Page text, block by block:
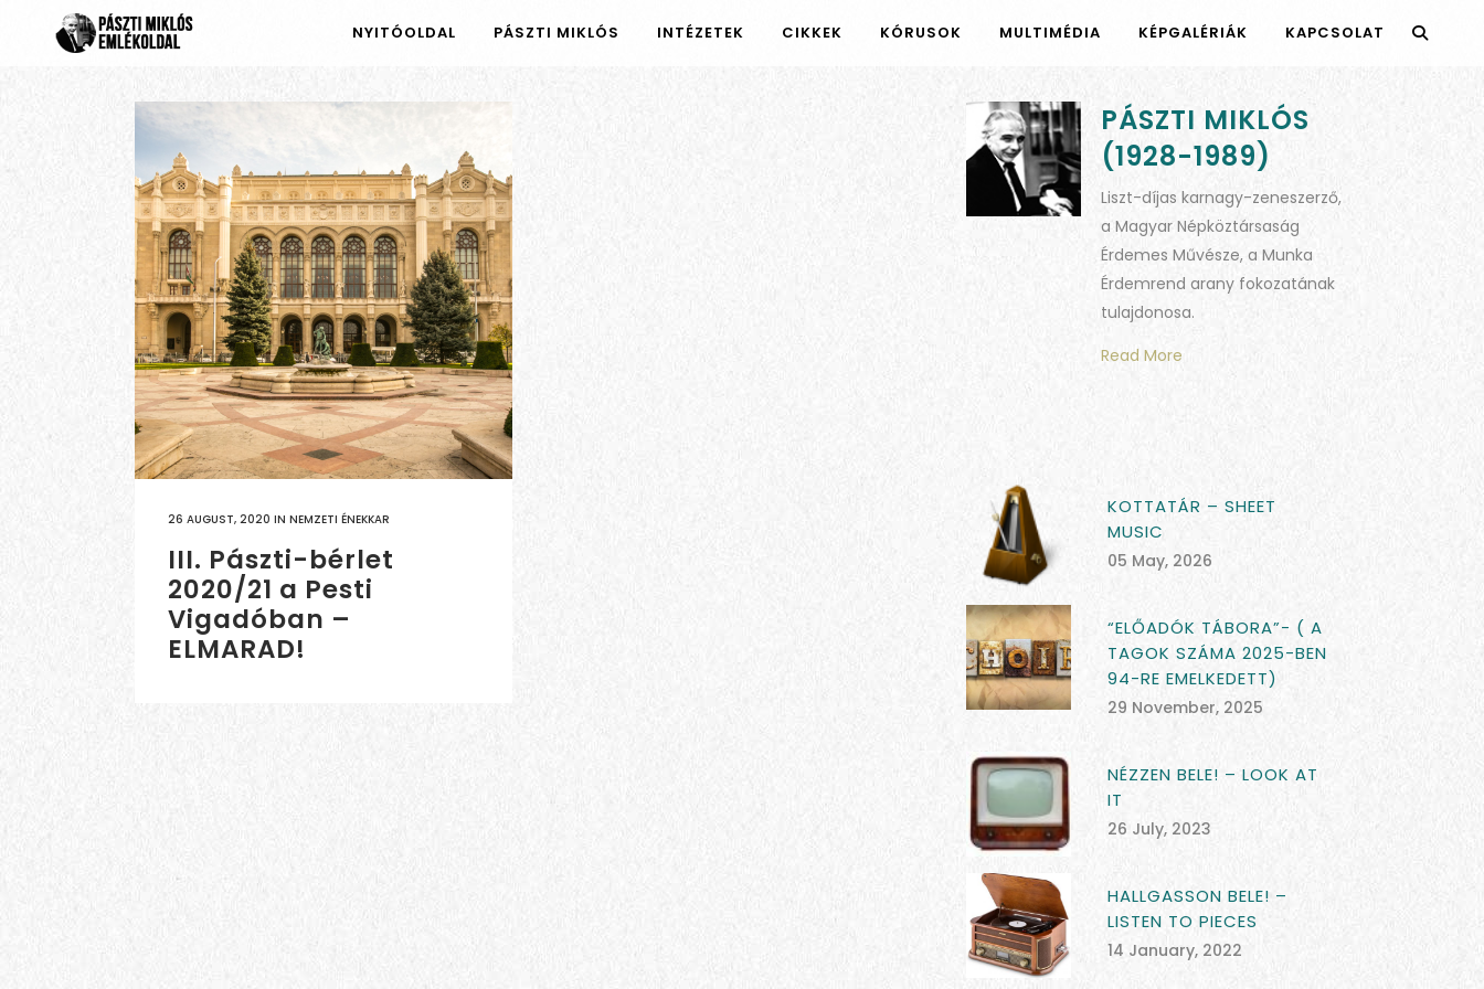
NYITÓOLDAL PÁSZTI MIKLÓS INTÉZETEK CIKKEK KÓRUSOK MULTIMÉDIA KÉPGALÉRIÁK KAPCSOLAT
26 AUGUST, 2020 IN NEMZETI ÉNEKKAR
III. Pászti-bérlet
2020/21 a Pesti
Vigadóban –
ELMARAD!
PÁSZTI MIKLÓS
(1928-1989)
Liszt-díjas karnagy-zeneszerző,
a Magyar Népköztársaság
Érdemes Művésze, a Munka
Érdemrend arany fokozatának
tulajdonosa.
Read More
KOTTATÁR – SHEET
MUSIC
05 May, 2026
“ELŐADÓK TÁBORA”- ( A
TAGOK SZÁMA 2025-BEN
94-RE EMELKEDETT)
29 November, 2025
NÉZZEN BELE! – LOOK AT
IT
26 July, 2023
HALLGASSON BELE! –
LISTEN TO PIECES
14 January, 2022